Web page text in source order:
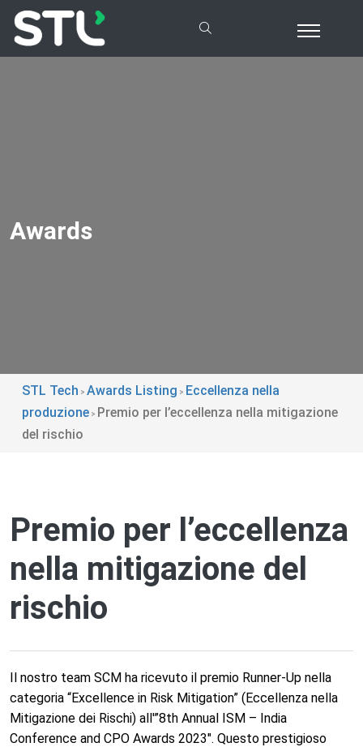
Awards
STL Tech > Awards Listing > Eccellenza nella
produzione > Premio per l’eccellenza nella mitigazione
del rischio
Premio per l’eccellenza
nella mitigazione del
rischio
Il nostro team SCM ha ricevuto il premio Runner-Up nella
categoria “Excellence in Risk Mitigation” (Eccellenza nella
Mitigazione dei Rischi) all'”8th Annual ISM – India
Conference and CPO Awards 2023″. Questo prestigioso